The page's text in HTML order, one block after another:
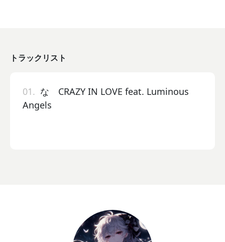
トラックリスト
01. な CRAZY IN LOVE feat. Luminous
Angels